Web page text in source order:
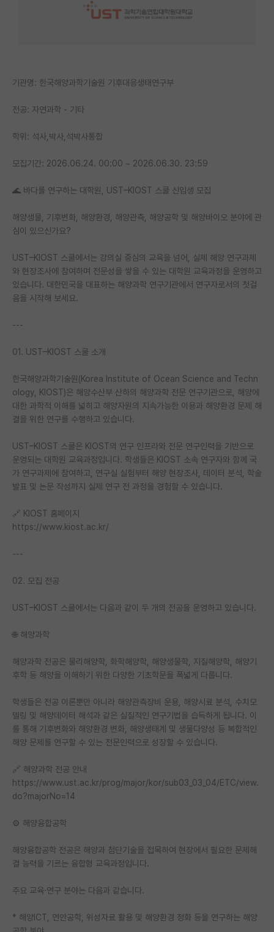
석박사 채용 정보 게시판
취업 게시판
임용 후기 게시판
장학금/장학생 게시판
학술 정보 게시판
홍보 게시판
커리어
유학교육
이벤트
반도체 아카데미
재팬라운지 🌸
기관명: 한국해양과학기술원 기후대응생태연구부
전공: 자연과학 - 기타
학위: 석사,박사,석박사통합
모집기간: 2026.06.24. 00:00 ~ 2026.06.30. 23:59
🌊 바다를 연구하는 대학원, UST–KIOST 스쿨 신입생 모집
해양생물, 기후변화, 해양환경, 해양관측, 해양공학 및 해양바이오 분야에 관
심이 있으신가요?
UST–KIOST 스쿨에서는 강의실 중심의 교육을 넘어, 실제 해양 연구과제
와 현장조사에 참여하며 전문성을 쌓을 수 있는 대학원 교육과정을 운영하고
있습니다. 대한민국을 대표하는 해양과학 연구기관에서 연구자로서의 첫걸
음을 시작해 보세요.
---
01. UST–KIOST 스쿨 소개
한국해양과학기술원(Korea Institute of Ocean Science and Techn
ology, KIOST)은 해양수산부 산하의 해양과학 전문 연구기관으로, 해양에
대한 과학적 이해를 넓히고 해양자원의 지속가능한 이용과 해양환경 문제 해
결을 위한 연구를 수행하고 있습니다.
UST–KIOST 스쿨은 KIOST의 연구 인프라와 전문 연구인력을 기반으로
운영되는 대학원 교육과정입니다. 학생들은 KIOST 소속 연구자와 함께 국
가 연구과제에 참여하고, 연구실 실험부터 해양 현장조사, 데이터 분석, 학술
발표 및 논문 작성까지 실제 연구 전 과정을 경험할 수 있습니다.
🔗 KIOST 홈페이지
https://www.kiost.ac.kr/
---
02. 모집 전공
UST–KIOST 스쿨에서는 다음과 같이 두 개의 전공을 운영하고 있습니다.
🌐 해양과학
해양과학 전공은 물리해양학, 화학해양학, 해양생물학, 지질해양학, 해양기
후학 등 해양을 이해하기 위한 다양한 기초학문을 폭넓게 다룹니다.
학생들은 전공 이론뿐만 아니라 해양관측장비 운용, 해양시료 분석, 수치모
델링 및 해양데이터 해석과 같은 실질적인 연구기법을 습득하게 됩니다. 이
를 통해 기후변화와 해양환경 변화, 해양생태계 및 생물다양성 등 복합적인
해양 문제를 연구할 수 있는 전문인력으로 성장할 수 있습니다.
🔗 해양과학 전공 안내
https://www.ust.ac.kr/prog/major/kor/sub03_03_04/ETC/view.
do?majorNo=14
⚙️ 해양융합공학
해양융합공학 전공은 해양과 첨단기술을 접목하여 현장에서 필요한 문제해
결 능력을 기르는 융합형 교육과정입니다.
주요 교육·연구 분야는 다음과 같습니다.
* 해양ICT, 연안공학, 위성자료 활용 및 해양환경 정화 등을 연구하는 해양